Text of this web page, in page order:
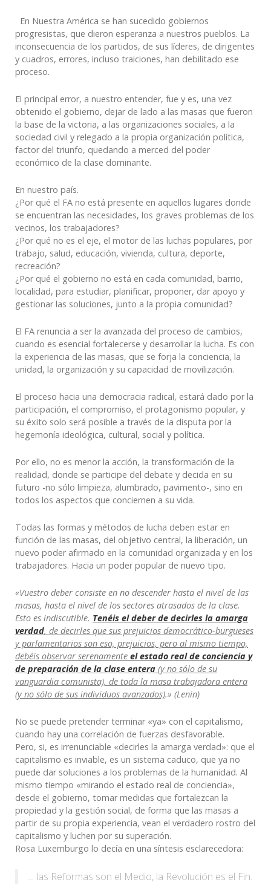
En Nuestra América se han sucedido gobiernos
progresistas, que dieron esperanza a nuestros pueblos. La
inconsecuencia de los partidos, de sus líderes, de dirigentes
y cuadros, errores, incluso traiciones, han debilitado ese
proceso.
El principal error, a nuestro entender, fue y es, una vez
obtenido el gobierno, dejar de lado a las masas que fueron
la base de la victoria, a las organizaciones sociales, a la
sociedad civil y relegado a la propia organización política,
factor del triunfo, quedando a merced del poder
económico de la clase dominante.
En nuestro país.
¿Por qué el FA no está presente en aquellos lugares donde
se encuentran las necesidades, los graves problemas de los
vecinos, los trabajadores?
¿Por qué no es el eje, el motor de las luchas populares, por
trabajo, salud, educación, vivienda, cultura, deporte,
recreación?
¿Por qué el gobierno no está en cada comunidad, barrio,
localidad, para estudiar, planificar, proponer, dar apoyo y
gestionar las soluciones, junto a la propia comunidad?
El FA renuncia a ser la avanzada del proceso de cambios,
cuando es esencial fortalecerse y desarrollar la lucha. Es con
la experiencia de las masas, que se forja la conciencia, la
unidad, la organización y su capacidad de movilización.
El proceso hacia una democracia radical, estará dado por la
participación, el compromiso, el protagonismo popular, y
su éxito solo será posible a través de la disputa por la
hegemonía ideológica, cultural, social y política.
Por ello, no es menor la acción, la transformación de la
realidad, donde se participe del debate y decida en su
futuro -no sólo limpieza, alumbrado, pavimento-, sino en
todos los aspectos que conciernen a su vida.
Todas las formas y métodos de lucha deben estar en
función de las masas, del objetivo central, la liberación, un
nuevo poder afirmado en la comunidad organizada y en los
trabajadores. Hacia un poder popular de nuevo tipo.
«Vuestro deber consiste en no descender hasta el nivel de las
masas, hasta el nivel de los sectores atrasados de la clase.
Esto es indiscutible. Tenéis el deber de decirles la amarga
verdad, de decirles que sus prejuicios democrático-burgueses
y parlamentarios son eso, prejuicios, pero al mismo tiempo,
debéis observar serenamente el estado real de conciencia y
de preparación de la clase entera (y no sólo de su
vanguardia comunista), de toda la masa trabajadora entera
(y no sólo de sus individuos avanzados).» (Lenin)
No se puede pretender terminar «ya» con el capitalismo,
cuando hay una correlación de fuerzas desfavorable.
Pero, si, es irrenunciable «decirles la amarga verdad»: que el
capitalismo es inviable, es un sistema caduco, que ya no
puede dar soluciones a los problemas de la humanidad. Al
mismo tiempo «mirando el estado real de conciencia»,
desde el gobierno, tomar medidas que fortalezcan la
propiedad y la gestión social, de forma que las masas a
partir de su propia experiencia, vean el verdadero rostro del
capitalismo y luchen por su superación.
Rosa Luxemburgo lo decía en una síntesis esclarecedora:
… las Reformas son el Medio, la Revolución es el Fin.